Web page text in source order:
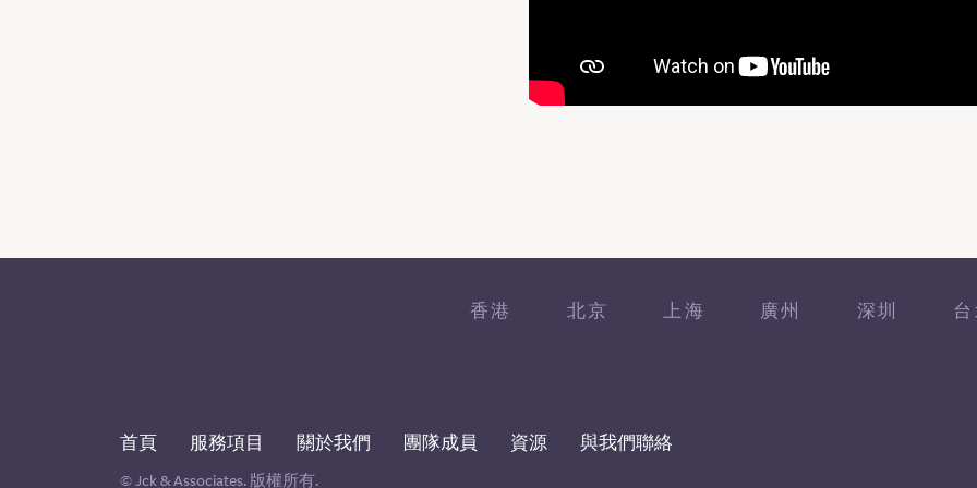
香港 北京 上海 廣州 深圳
首頁 服務項目 關於我們 團隊成員 資源 與我們聯絡
© Jck & Associates. 版權所有.